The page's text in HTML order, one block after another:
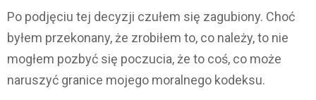
Po podjęciu tej decyzji czułem się zagubiony. Choć
byłem przekonany, że zrobiłem to, co należy, to nie
mogłem pozbyć się poczucia, że to coś, co może
naruszyć granice mojego moralnego kodeksu.